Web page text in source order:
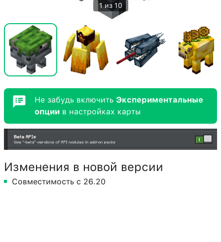
1 из 10
Не забудь включить Экспериментальные
опции в настройках карты
Изменения в новой версии
Совместимость с 26.20